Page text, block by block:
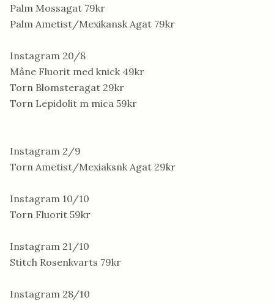
Palm Mossagat 79kr
Palm Ametist/Mexikansk Agat 79kr
Instagram 20/8
Måne Fluorit med knick 49kr
Torn Blomsteragat 29kr
Torn Lepidolit m mica 59kr
Instagram 2/9
Torn Ametist/Mexiaksnk Agat 29kr
Instagram 10/10
Torn Fluorit 59kr
Instagram 21/10
Stitch Rosenkvarts 79kr
Instagram 28/10